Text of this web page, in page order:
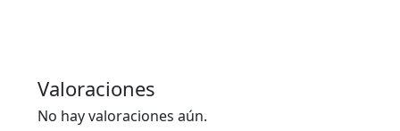
Valoraciones
No hay valoraciones aún.